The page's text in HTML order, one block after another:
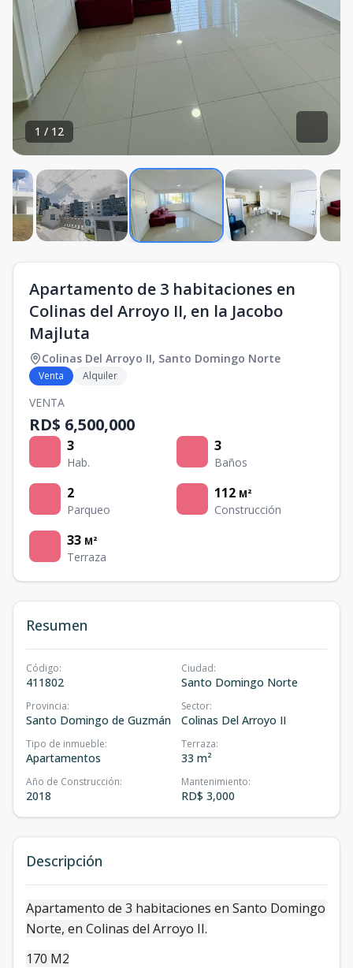
1 / 12
Apartamento de 3 habitaciones en
Colinas del Arroyo II, en la Jacobo
Majluta
Colinas Del Arroyo II, Santo Domingo Norte
Venta Alquiler
VENTA
RD$ 6,500,000
3
Hab.
3
Baños
2
Parqueo
112 M²
Construcción
33 M²
Terraza
Resumen
Código:
411802
Ciudad:
Santo Domingo Norte
Provincia:
Santo Domingo de Guzmán
Sector:
Colinas Del Arroyo II
Tipo de inmueble:
Apartamentos
Terraza:
33 m²
Año de Construcción:
2018
Mantenimiento:
RD$ 3,000
Descripción
Apartamento de 3 habitaciones en Santo Domingo
Norte, en Colinas del Arroyo II.
170 M2